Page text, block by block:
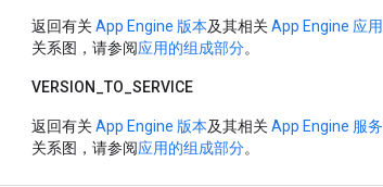
返回有关App Engine 版本及其相关App Engine 应用
关系图，请参阅应用的组成部分。
VERSION_TO_SERVICE
返回有关App Engine 版本及其相关App Engine 服务
关系图，请参阅应用的组成部分。